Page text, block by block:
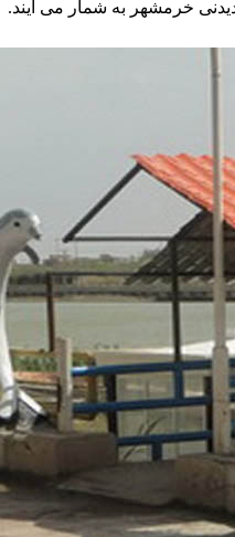
خرمشهر به شمار می آیند.